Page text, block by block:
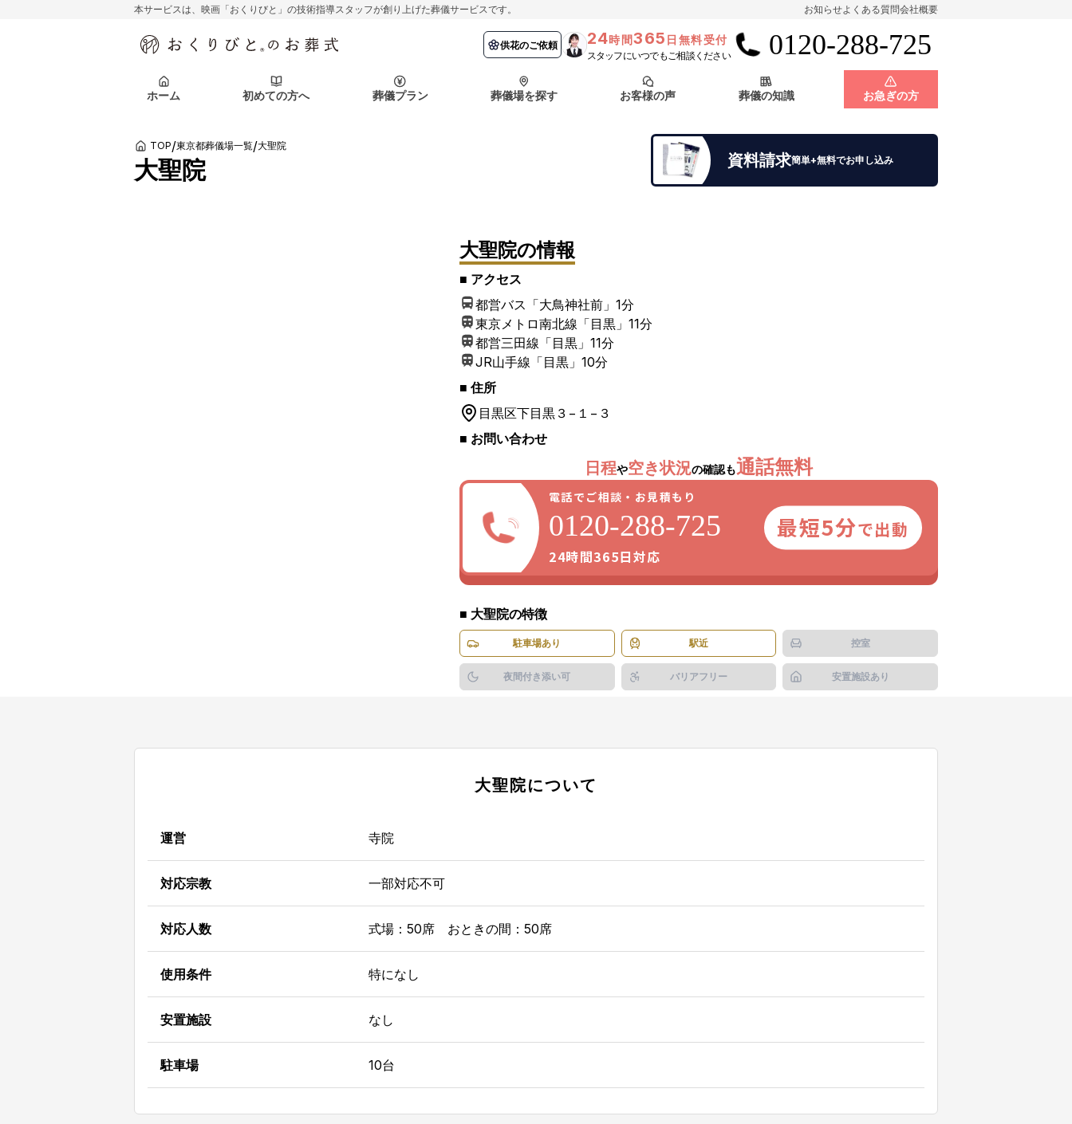
本サービスは、映画「おくりびと」の技術指導スタッフが創り上げた葬儀サービスです。 お知らせよくある質問会社概要
供花のご依頼 24時間365 日無料受付
スタッフにいつでもご相談ください 0120-288-725
ホーム 初めての方へ
初めての方へ 初めての方へ 葬儀の流れ
採用情報
葬儀プラン 葬儀場を探す
関東エリア 東京都
お客様の声
お客様の声 ご葬儀事例 よくある質問
葬儀の知識
葬儀の知識 葬儀の知識
お急ぎの方
初めての方へ 初めての方へ 納棺の儀とは？ 葬儀の流れ 会員制度
会社を知る スタッフ一覧 会社概要
関東エリア 東京都 埼玉県 千葉県 神奈川県
北海道エリア 札幌市
お客様の声 ご葬儀事例 お客様の声 よくある質問
葬儀の知識 葬儀の知識 供花のご依頼
TOP/東京都葬儀場一覧/大聖院
大聖院 資料請求簡単+無料でお申し込み
大聖院の情報
■ アクセス
都営バス「大鳥神社前」 1分
東京メトロ南北線「目黒」 11分
都営三田線「目黒」 11分
JR山手線「目黒」 10分
■ 住所
目黒区下目黒３−１−３
■ お問い合わせ
日程や空き状況の確認も通話無料
電話でご相談・お見積もり
0120-288-725
24時間365日対応
最短5分で出動
■ 大聖院の特徴
駐車場あり 駅近 控室
夜間付き添い可 バリアフリー 安置施設あり
大聖院について
運営 寺院
対応宗教 一部対応不可
対応人数 式場：50席 おときの間：50席
使用条件 特になし
安置施設 なし
駐車場 10台